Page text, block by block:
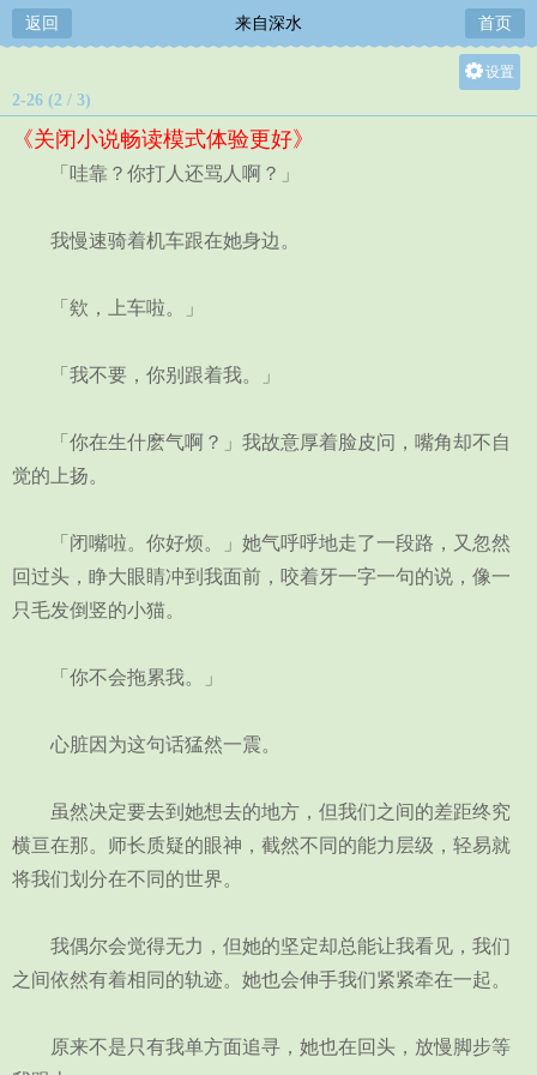
返回 来自深水 首页
设置
2-26 (2 / 3)
《关闭小说畅读模式体验更好》
「哇靠？你打人还骂人啊？」
我慢速骑着机车跟在她身边。
「欸，上车啦。」
「我不要，你别跟着我。」
「你在生什麽气啊？」我故意厚着脸皮问，嘴角却不自
觉的上扬。
「闭嘴啦。你好烦。」她气呼呼地走了一段路，又忽然
回过头，睁大眼睛冲到我面前，咬着牙一字一句的说，像一
只毛发倒竖的小猫。
「你不会拖累我。」
心脏因为这句话猛然一震。
虽然决定要去到她想去的地方，但我们之间的差距终究
横亘在那。师长质疑的眼神，截然不同的能力层级，轻易就
将我们划分在不同的世界。
我偶尔会觉得无力，但她的坚定却总能让我看见，我们
之间依然有着相同的轨迹。她也会伸手我们紧紧牵在一起。
原来不是只有我单方面追寻，她也在回头，放慢脚步等